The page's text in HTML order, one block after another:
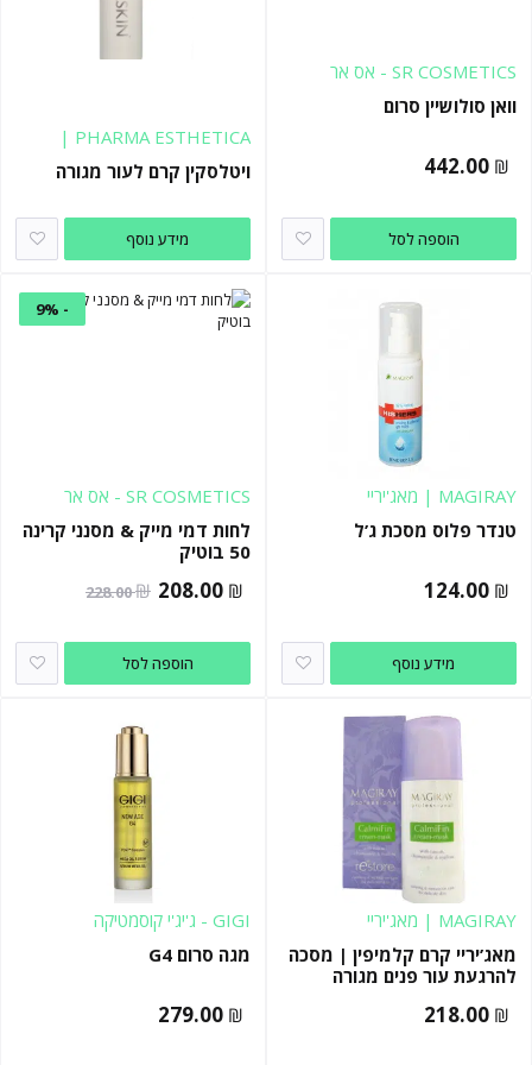
SR COSMETICS - אס אר
קוסמטיקס
וואן סולושיין סרום
442.00 ₪
הוספה לסל
PHARMA ESTHETICA |
פארמה אסתטיקה
ויטלסקין קרם לעור מגורה
מידע נוסף
MAGIRAY | מאג'יריי
טנדר פלוס מסכת ג’ל
124.00 ₪
מידע נוסף
- 9%
SR COSMETICS - אס אר
קוסמטיקס
לחות דמי מייק & מסנני קרינה
50 בוטיק
228.00₪
המחיר
היה:
228.00 ₪.
208.00 ₪
המחיר
הוא:
208.00 ₪.הוספה לסל
MAGIRAY | מאג'יריי
מאג’יריי קרם קלמיפין | מסכה
להרגעת עור פנים מגורה
218.00 ₪
GIGI - ג'יג'י קוסמטיקה
מגה סרום G4
279.00 ₪